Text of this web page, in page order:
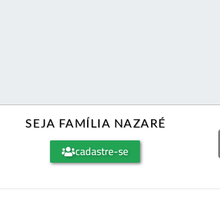
SEJA FAMÍLIA NAZARÉ
cadastre-se